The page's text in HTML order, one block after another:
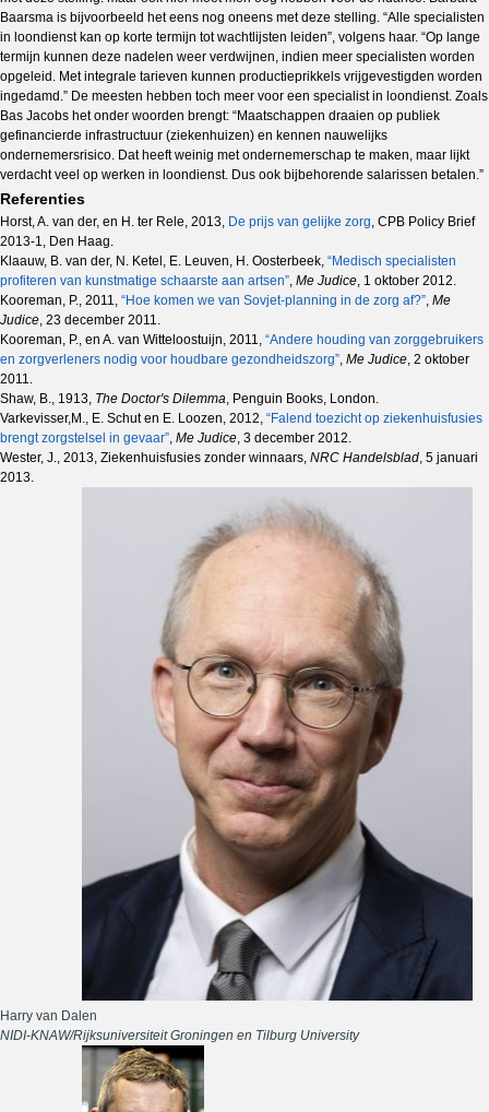
Baarsma is bijvoorbeeld het eens nog oneens met deze stelling. “Alle specialisten
in loondienst kan op korte termijn tot wachtlijsten leiden”, volgens haar. “Op lange
termijn kunnen deze nadelen weer verdwijnen, indien meer specialisten worden
opgeleid. Met integrale tarieven kunnen productieprikkels vrijgevestigden worden
ingedamd.” De meesten hebben toch meer voor een specialist in loondienst. Zoals
Bas Jacobs het onder woorden brengt: “Maatschappen draaien op publiek
gefinancierde infrastructuur (ziekenhuizen) en kennen nauwelijks
ondernemersrisico. Dat heeft weinig met ondernemerschap te maken, maar lijkt
verdacht veel op werken in loondienst. Dus ook bijbehorende salarissen betalen.”
Referenties
Horst, A. van der, en H. ter Rele, 2013, De prijs van gelijke zorg, CPB Policy Brief
2013-1, Den Haag.
Klaauw, B. van der, N. Ketel, E. Leuven, H. Oosterbeek, “Medisch specialisten
profiteren van kunstmatige schaarste aan artsen”, Me Judice, 1 oktober 2012.
Kooreman, P., 2011, “Hoe komen we van Sovjet-planning in de zorg af?”, Me
Judice, 23 december 2011.
Kooreman, P., en A. van Witteloostuijn, 2011, “Andere houding van zorggebruikers
en zorgverleners nodig voor houdbare gezondheidszorg”, Me Judice, 2 oktober
2011.
Shaw, B., 1913, The Doctor's Dilemma, Penguin Books, London.
Varkevisser,M., E. Schut en E. Loozen, 2012, “Falend toezicht op ziekenhuisfusies
brengt zorgstelsel in gevaar”, Me Judice, 3 december 2012.
Wester, J., 2013, Ziekenhuisfusies zonder winnaars, NRC Handelsblad, 5 januari
2013.
Harry van Dalen
NIDI-KNAW/Rijksuniversiteit Groningen en Tilburg University